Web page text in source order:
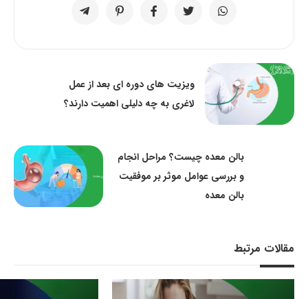
ویزیت های دوره ای بعد از عمل
لاغری به چه دلیلی اهمیت دارند؟
بالن معده چیست؟ مراحل انجام
و بررسی عوامل موثر بر موفقیت
بالن معده
مقالات مرتبط